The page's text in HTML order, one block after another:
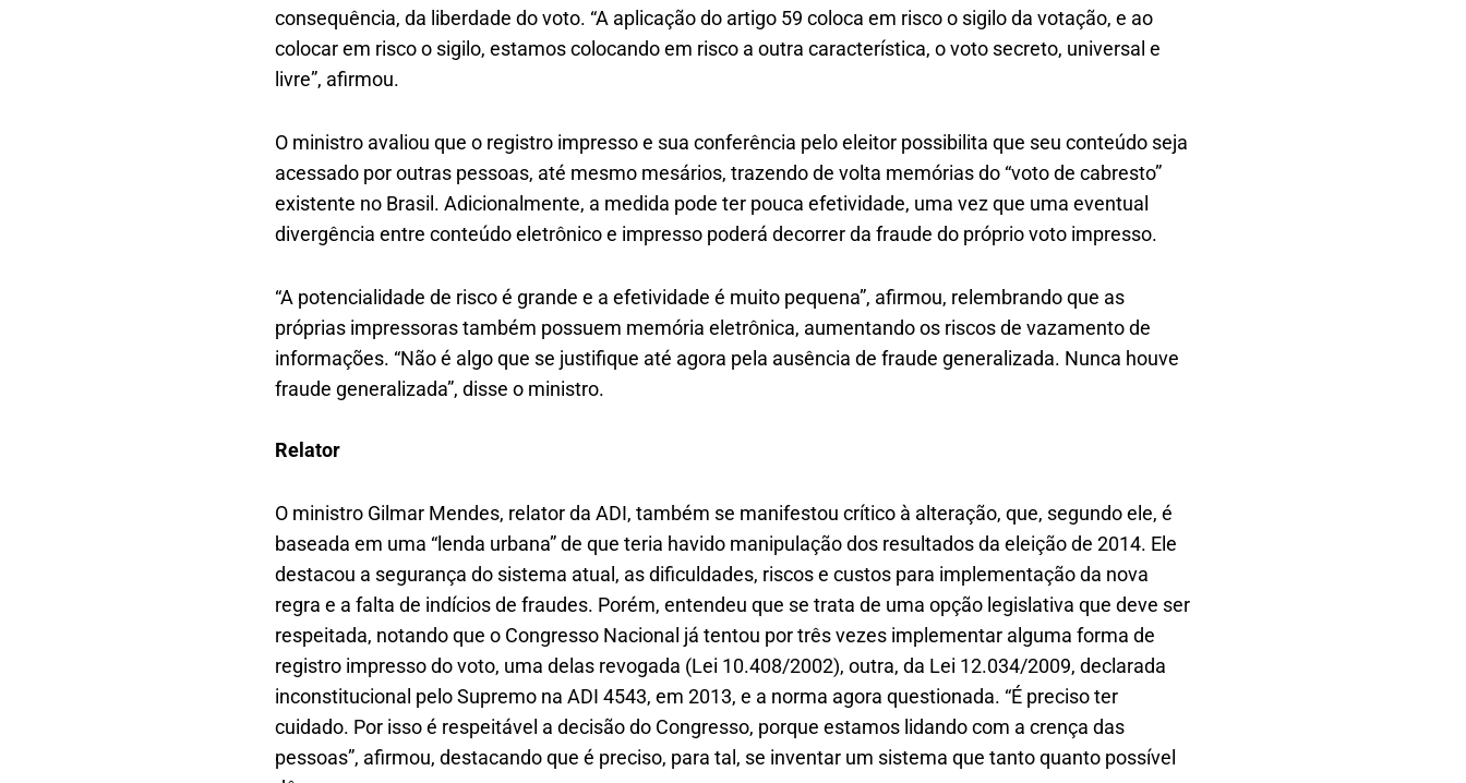
consequência, da liberdade do voto. “A aplicação do artigo 59 coloca em risco o sigilo da votação, e ao
colocar em risco o sigilo, estamos colocando em risco a outra característica, o voto secreto, universal e
livre”, afirmou.
O ministro avaliou que o registro impresso e sua conferência pelo eleitor possibilita que seu conteúdo seja
acessado por outras pessoas, até mesmo mesários, trazendo de volta memórias do “voto de cabresto”
existente no Brasil. Adicionalmente, a medida pode ter pouca efetividade, uma vez que uma eventual
divergência entre conteúdo eletrônico e impresso poderá decorrer da fraude do próprio voto impresso.
“A potencialidade de risco é grande e a efetividade é muito pequena”, afirmou, relembrando que as
próprias impressoras também possuem memória eletrônica, aumentando os riscos de vazamento de
informações. “Não é algo que se justifique até agora pela ausência de fraude generalizada. Nunca houve
fraude generalizada”, disse o ministro.
Relator
O ministro Gilmar Mendes, relator da ADI, também se manifestou crítico à alteração, que, segundo ele, é
baseada em uma “lenda urbana” de que teria havido manipulação dos resultados da eleição de 2014. Ele
destacou a segurança do sistema atual, as dificuldades, riscos e custos para implementação da nova
regra e a falta de indícios de fraudes. Porém, entendeu que se trata de uma opção legislativa que deve ser
respeitada, notando que o Congresso Nacional já tentou por três vezes implementar alguma forma de
registro impresso do voto, uma delas revogada (Lei 10.408/2002), outra, da Lei 12.034/2009, declarada
inconstitucional pelo Supremo na ADI 4543, em 2013, e a norma agora questionada. “É preciso ter
cuidado. Por isso é respeitável a decisão do Congresso, porque estamos lidando com a crença das
pessoas”, afirmou, destacando que é preciso, para tal, se inventar um sistema que tanto quanto possível